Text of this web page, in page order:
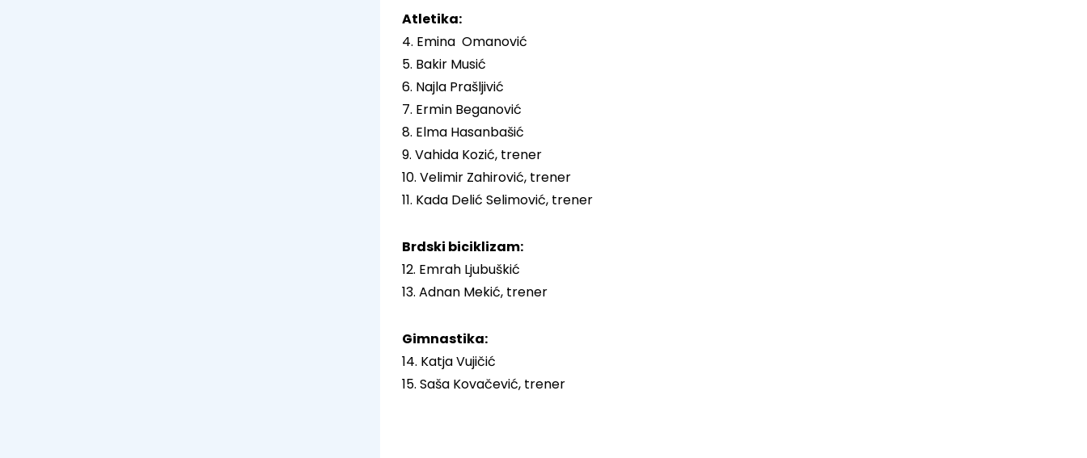
Atletika:
4. Emina Omanović
5. Bakir Musić
6. Najla Prašljivić
7. Ermin Beganović
8. Elma Hasanbašić
9. Vahida Kozić, trener
10. Velimir Zahirović, trener
11. Kada Delić Selimović, trener
Brdski biciklizam:
12. Emrah Ljubuškić
13. Adnan Mekić, trener
Gimnastika:
14. Katja Vujičić
15. Saša Kovačević, trener